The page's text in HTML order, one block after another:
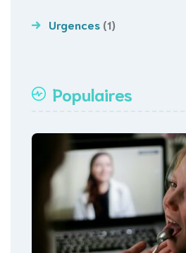
Urgences (1)
Populaires